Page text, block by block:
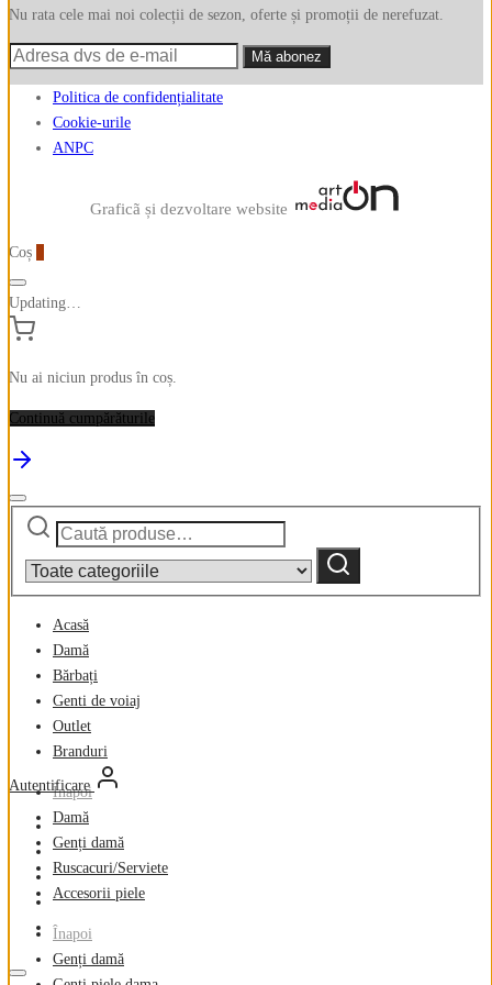
Nu rata cele mai noi colecții de sezon, oferte și promoții de nerefuzat.
Politica de confidențialitate
Cookie-urile
ANPC
Graficã și dezvoltare website
Coș
Updating…
Nu ai niciun produs în coș.
Continuă cumpărăturile
Caută
category:
Caută
Acasă
Damă
Bărbați
Genti de voiaj
Outlet
Branduri
Înapoi
Damă
Genți damă
Ruscacuri/Serviete
Accesorii piele
Înapoi
Genți damă
Autentificare